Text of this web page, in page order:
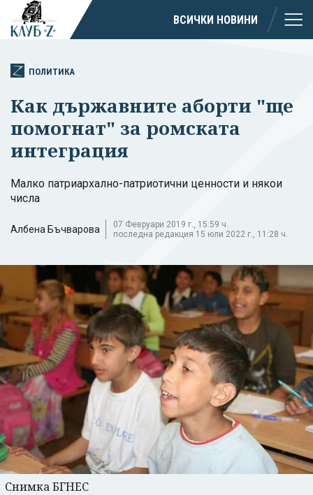
ВСИЧКИ НОВИНИ
ПОЛИТИКА
Как държавните аборти "ще
помогнат" за ромската
интеграция
Малко патриархално-патриотични ценности и някои
числа
Албена Бъчварова
07 Февруари 2019 г., 15:59 ч.
последна редакция 15 юли 2022 г., 11:28 ч.
Снимка БГНЕС